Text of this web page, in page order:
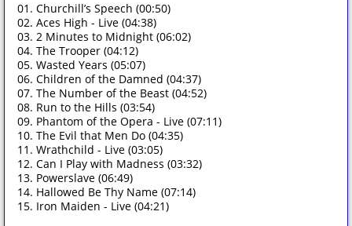
01. Churchill’s Speech (00:50)
02. Aces High - Live (04:38)
03. 2 Minutes to Midnight (06:02)
04. The Trooper (04:12)
05. Wasted Years (05:07)
06. Children of the Damned (04:37)
07. The Number of the Beast (04:52)
08. Run to the Hills (03:54)
09. Phantom of the Opera - Live (07:11)
10. The Evil that Men Do (04:35)
11. Wrathchild - Live (03:05)
12. Can I Play with Madness (03:32)
13. Powerslave (06:49)
14. Hallowed Be Thy Name (07:14)
15. Iron Maiden - Live (04:21)